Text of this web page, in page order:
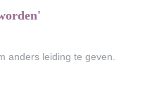
anders leiding te geven.